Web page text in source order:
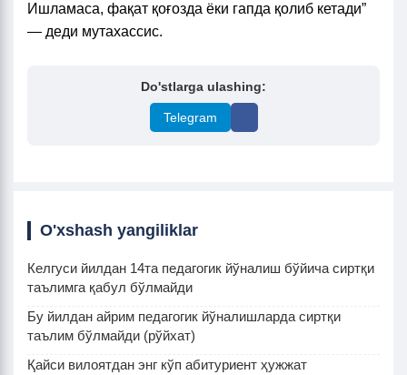
Ишламаса, фақат қоғозда ёки гапда қолиб кетади”
— деди мутахассис.
Do'stlarga ulashing:
Telegram
O'xshash yangiliklar
Келгуси йилдан 14та педагогик йўналиш бўйича сиртқи
таълимга қабул бўлмайди
Бу йилдан айрим педагогик йўналишларда сиртқи
таълим бўлмайди (рўйхат)
Қайси вилоятдан энг кўп абитуриент ҳужжат